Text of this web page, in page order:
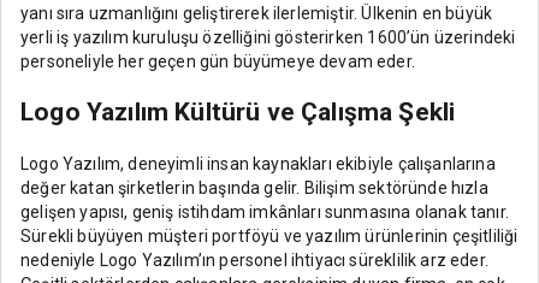
yanı sıra uzmanlığını geliştirerek ilerlemiştir. Ülkenin en büyük
yerli iş yazılım kuruluşu özelliğini gösterirken 1600’ün üzerindeki
personeliyle her geçen gün büyümeye devam eder.
Logo Yazılım Kültürü ve Çalışma Şekli
Logo Yazılım, deneyimli insan kaynakları ekibiyle çalışanlarına
değer katan şirketlerin başında gelir. Bilişim sektöründe hızla
gelişen yapısı, geniş istihdam imkânları sunmasına olanak tanır.
Sürekli büyüyen müşteri portföyü ve yazılım ürünlerinin çeşitliliği
nedeniyle Logo Yazılım’ın personel ihtiyacı süreklilik arz eder.